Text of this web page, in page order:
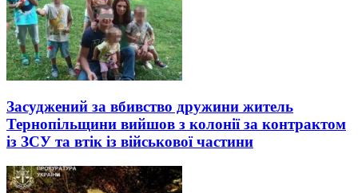
Засуджений за вбивство дружини житель
Тернопільщини вийшов з колонії за контрактом
із ЗСУ та втік із військової частини